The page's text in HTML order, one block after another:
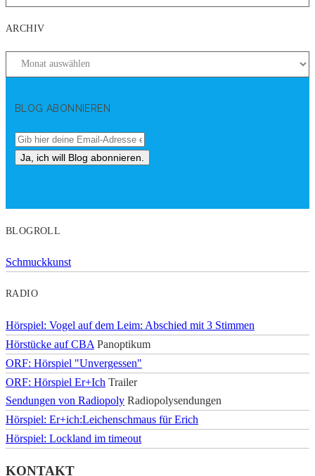
ARCHIV
BLOG ABONNIEREN
BLOGROLL
Schmuckkunst
RADIO
Hörspiel: Vogel auf dem Leim: Abschied mit 3 Stimmen
Hörstücke auf CBA Panoptikum
ORF: Hörspiel "Unvergessen"
ORF: Hörspiel Er+Ich Trailer
Sendungen von Radiopoly Radiopolysendungen
Hörspiel: Er+ich:Leichenschmaus für Erich
Hörspiel: Lockland im timeout
KONTAKT